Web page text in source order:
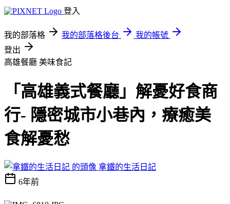
登入
我的部落格 我的部落格後台
我的帳號
登出
高雄餐廳 美味食記
「高雄義式餐廳」解憂好食商
行- 隱密城市小巷內，療癒美
食解憂愁
拿鐵的生活日記
6年前